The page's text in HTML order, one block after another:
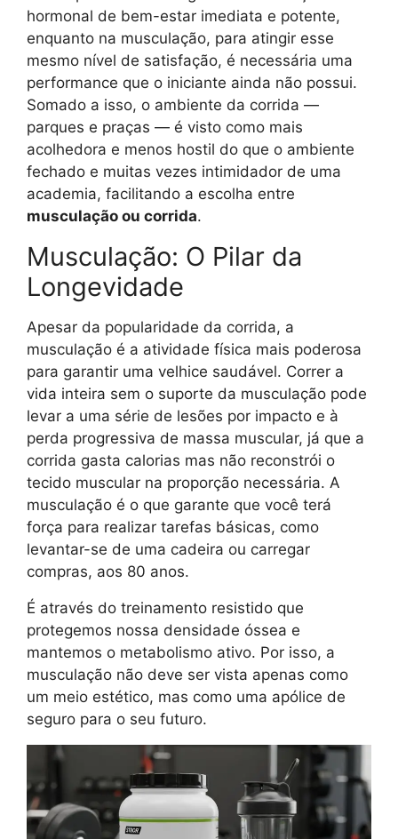
hormonal de bem-estar imediata e potente,
enquanto na musculação, para atingir esse
mesmo nível de satisfação, é necessária uma
performance que o iniciante ainda não possui.
Somado a isso, o ambiente da corrida —
parques e praças — é visto como mais
acolhedora e menos hostil do que o ambiente
fechado e muitas vezes intimidador de uma
academia, facilitando a escolha entre
musculação ou corrida.
Musculação: O Pilar da
Longevidade
Apesar da popularidade da corrida, a
musculação é a atividade física mais poderosa
para garantir uma velhice saudável. Correr a
vida inteira sem o suporte da musculação pode
levar a uma série de lesões por impacto e à
perda progressiva de massa muscular, já que a
corrida gasta calorias mas não reconstrói o
tecido muscular na proporção necessária. A
musculação é o que garante que você terá
força para realizar tarefas básicas, como
levantar-se de uma cadeira ou carregar
compras, aos 80 anos.
É através do treinamento resistido que
protegemos nossa densidade óssea e
mantemos o metabolismo ativo. Por isso, a
musculação não deve ser vista apenas como
um meio estético, mas como uma apólice de
seguro para o seu futuro.